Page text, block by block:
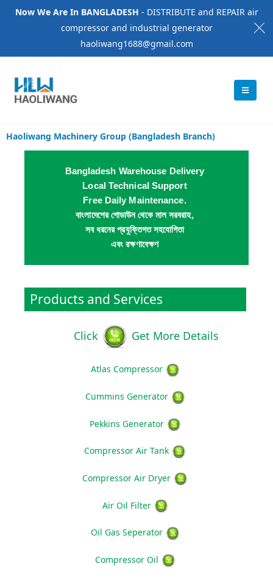
Now We Are In BANGLADESH - DISTRIBUTE and REPAIR air
compressor and industrial generator
haoliwang1688@gmail.com
Haoliwang Machinery Group (Bangladesh Branch)
Bangladesh Warehouse Delivery
Local Technical Support
Free Daily Maintenance.
বাংলাদেশের গোডাউন থেকে মাল সরবরাহ,
সব ধরনের প্রযুক্তিগত সহযোগিতা
এবং রক্ষণাবেক্ষণ
Products and Services
Click Get More Details
Atlas Compressor
Cummins Generator
Pekkins Generator
Compressor Air Tank
Compressor Air Dryer
Air Oil Filter
Oil Gas Seperator
Compressor Oil